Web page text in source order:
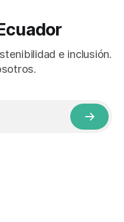
e inclusión.